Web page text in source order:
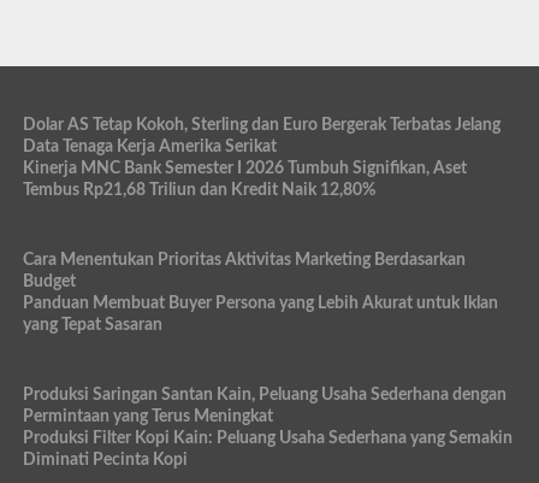
Dolar AS Tetap Kokoh, Sterling dan Euro Bergerak Terbatas Jelang
Data Tenaga Kerja Amerika Serikat
Kinerja MNC Bank Semester I 2026 Tumbuh Signifikan, Aset
Tembus Rp21,68 Triliun dan Kredit Naik 12,80%
Cara Menentukan Prioritas Aktivitas Marketing Berdasarkan
Budget
Panduan Membuat Buyer Persona yang Lebih Akurat untuk Iklan
yang Tepat Sasaran
Produksi Saringan Santan Kain, Peluang Usaha Sederhana dengan
Permintaan yang Terus Meningkat
Produksi Filter Kopi Kain: Peluang Usaha Sederhana yang Semakin
Diminati Pecinta Kopi